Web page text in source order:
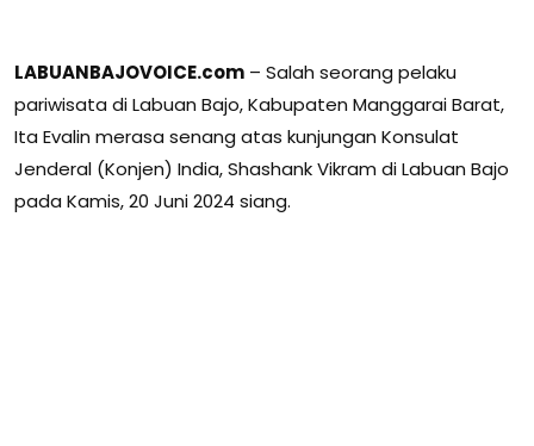
LABUANBAJOVOICE.com – Salah seorang pelaku
pariwisata di Labuan Bajo, Kabupaten Manggarai Barat,
Ita Evalin merasa senang atas kunjungan Konsulat
Jenderal (Konjen) India, Shashank Vikram di Labuan Bajo
pada Kamis, 20 Juni 2024 siang.